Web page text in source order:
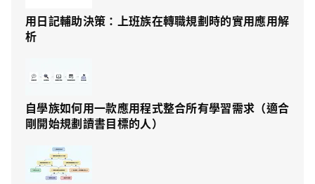
用日記輔助決策：上班族在轉職規劃時的實用應用解
析
自學族如何用一款應用程式整合所有學習需求（適合
剛開始規劃讀書目標的人）